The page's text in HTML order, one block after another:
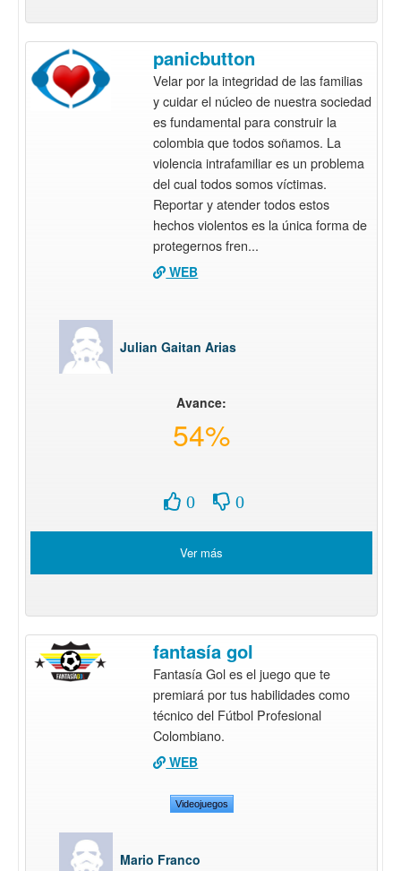
panicbutton
Velar por la integridad de las familias
y cuidar el núcleo de nuestra sociedad
es fundamental para construir la
colombia que todos soñamos. La
violencia intrafamiliar es un problema
del cual todos somos víctimas.
Reportar y atender todos estos
hechos violentos es la única forma de
protegernos fren...
WEB
Julian Gaitan Arias
Avance:
54%
0 0
Ver más
fantasía gol
Fantasía Gol es el juego que te
premiará por tus habilidades como
técnico del Fútbol Profesional
Colombiano.
WEB
Videojuegos
Mario Franco